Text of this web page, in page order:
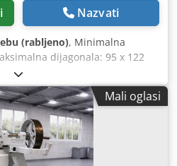
Nazvati
(rabljeno), Minimalna
dijagonala: 95 x 122
– 280 mm Proizvodni kapacitet:
N Asfx Aiforf
Mali oglasi